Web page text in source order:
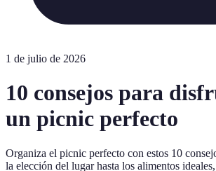
1 de julio de 2026
10 consejos para
un picnic perfecto
Organiza el picnic perfecto con estos 10
la elección del lugar hasta los alimentos ideales,